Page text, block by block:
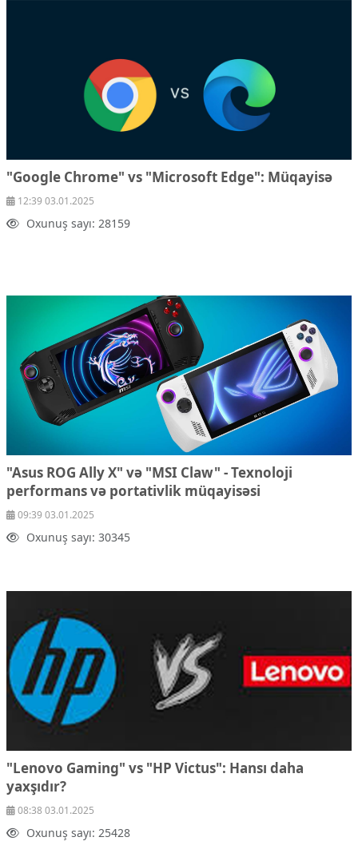
"Google Chrome" vs "Microsoft Edge": Müqayisə
12:39 03.01.2025
Oxunuş sayı: 28159
"Asus ROG Ally X" və "MSI Claw" - Texnoloji
performans və portativlik müqayisəsi
09:39 03.01.2025
Oxunuş sayı: 30345
"Lenovo Gaming" vs "HP Victus": Hansı daha
yaxşıdır?
08:38 03.01.2025
Oxunuş sayı: 25428